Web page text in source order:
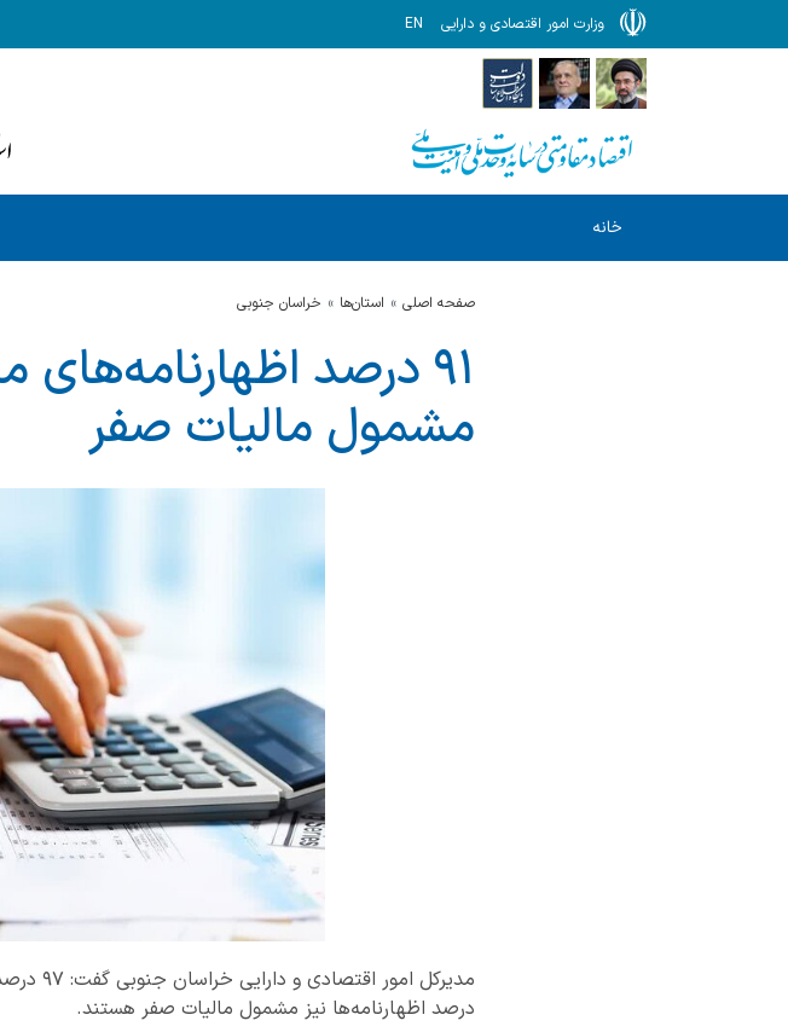
وزارت امور اقتصادی و دارایی EN
خانه
صفحه اصلی استان‌ها خراسان جنوبي
۹۱ درصد
مشمول مالیات صفر
درصد اظهارنامه‌ها نیز مشمول مالیات صفر هستند.